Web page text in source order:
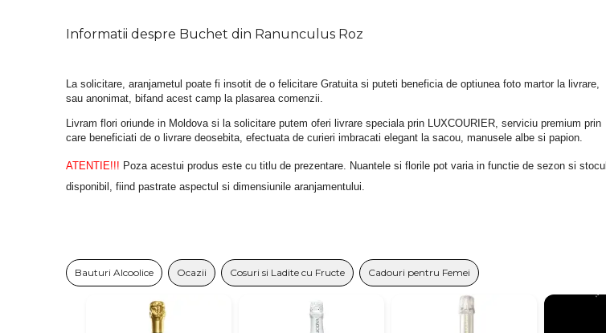
Informatii despre Buchet din Ranunculus Roz
La solicitare, aranjametul poate fi insotit de o felicitare Gratuita si puteti beneficia de optiunea foto martor la livrare,
sau anonimat, bifand acest camp la plasarea comenzii.
Livram flori oriunde in Moldova si la solicitare putem oferi livrare speciala prin LUXCOURIER, serviciu premium prin
care beneficiati de o livrare deosebita, efectuata de curieri imbracati elegant la sacou, manusele albe si papion.
ATENTIE!!! Poza acestui produs este cu titlu de prezentare. Nuantele si florile pot varia in functie de sezon si stocul
disponibil, fiind pastrate aspectul si dimensiunile aranjamentului.
Bauturi Alcoolice Ocazii Cosuri si Ladite cu Fructe Cadouri pentru Femei